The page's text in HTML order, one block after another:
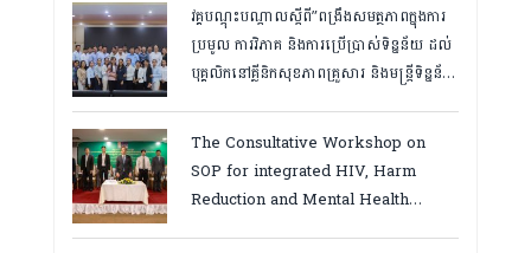
វគ្គបណ្ដុះបណ្ដាលស្តីពី”ពង្រឹងសមត្ថភាពក្នុងការ
ប្រមូល ការវិភាគ និងការប្រើប្រាស់ទិន្នន័យ ដល់
បុគ្គលិកនៅគ្លីនិកសុខភាពគ្រួសារ និងមន្ត្រីទិន្នន័យ
ឆ្នាំ២០២៦
The Consultative Workshop on
SOP for integrated HIV, Harm
Reduction and Mental Health